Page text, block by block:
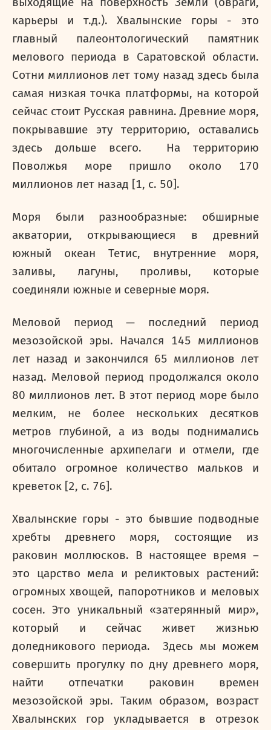
карьеры и т.д.). Хвалынские горы - это
главный палеонтологический памятник
мелового периода в Саратовской области.
Сотни миллионов лет тому назад здесь была
самая низкая точка платформы, на которой
сейчас стоит Русская равнина. Древние моря,
покрывавшие эту территорию, оставались
здесь дольше всего. На территорию
Поволжья море пришло около 170
миллионов лет назад [1, c. 50].
Моря были разнообразные: обширные
акватории, открывающиеся в древний
южный океан Тетис, внутренние моря,
заливы, лагуны, проливы, которые
соединяли южные и северные моря.
Меловой период — последний период
мезозойской эры. Начался 145 миллионов
лет назад и закончился 65 миллионов лет
назад. Меловой период продолжался около
80 миллионов лет. В этот период море было
мелким, не более нескольких десятков
метров глубиной, а из воды поднимались
многочисленные архипелаги и отмели, где
обитало огромное количество мальков и
креветок [2, c. 76].
Хвалынские горы - это бывшие подводные
хребты древнего моря, состоящие из
раковин моллюсков. В настоящее время –
это царство мела и реликтовых растений:
огромных хвощей, папоротников и меловых
сосен. Это уникальный «затерянный мир»,
который и сейчас живет жизнью
доледникового периода. Здесь мы можем
совершить прогулку по дну древнего моря,
найти отпечатки раковин времен
мезозойской эры. Таким образом, возраст
Хвалынских гор укладывается в отрезок